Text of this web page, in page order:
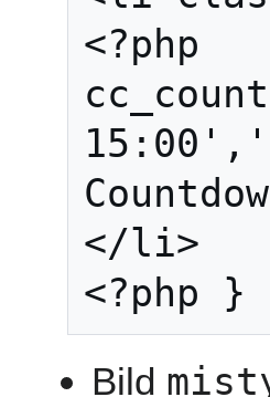
<?php
</li>
Bild